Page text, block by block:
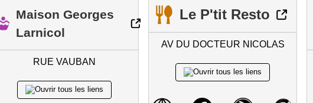
Maison Georges
Larnicol
RUE VAUBAN
Le P'tit Resto
AV DU DOCTEUR NICOLAS